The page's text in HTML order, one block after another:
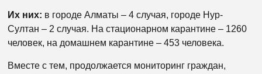
Их них: в городе Алматы – 4 случая, городе Нур-
Султан – 2 случая. На стационарном карантине – 1260
человек, на домашнем карантине – 453 человека.
Вместе с тем, продолжается мониторинг граждан,